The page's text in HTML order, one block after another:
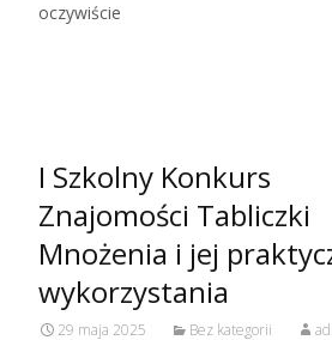
oczywiście
I Szkolny Konkurs
Znajomości Tabliczki
Mnożenia i jej
wykorzystania
29 maja 2025 Bez kategorii